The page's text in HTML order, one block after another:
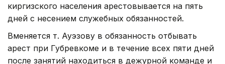
киргизского населения арестовывается на пять
дней с несением служебных обязанностей.
Вменяется т. Ауэзову в обязанность отбывать
арест при Губревкоме и в течение всех пяти дней
после занятий находиться в дежурной команде и